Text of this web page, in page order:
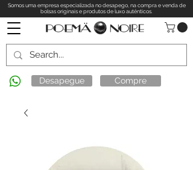
Somos uma empresa especializada no desapego, na compra e venda de
bolsas originais e produtos de luxo autênticos.
Desapegue Compre